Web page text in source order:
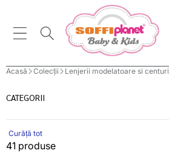
Acasă Colecții Lenjerii modelatoare si centuri
CATEGORII
Curăță tot
41 produse